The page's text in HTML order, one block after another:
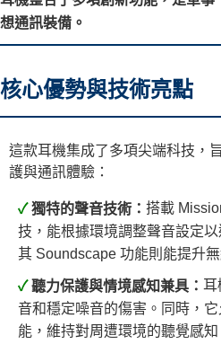
想通訊裝備。
核心優勢與技術亮點
這款耳機集成了多項尖端科技，
護與通訊體驗：
✓ 獨特的聲音技術： 搭載
技，能根據環境調整聲音設定
其 Soundscape 功能則能提升
✓ 聽力保護與情境感知兼具： 耳
音和穩定噪音的傷害。同時，
能，維持對周遭環境的聽覺感知